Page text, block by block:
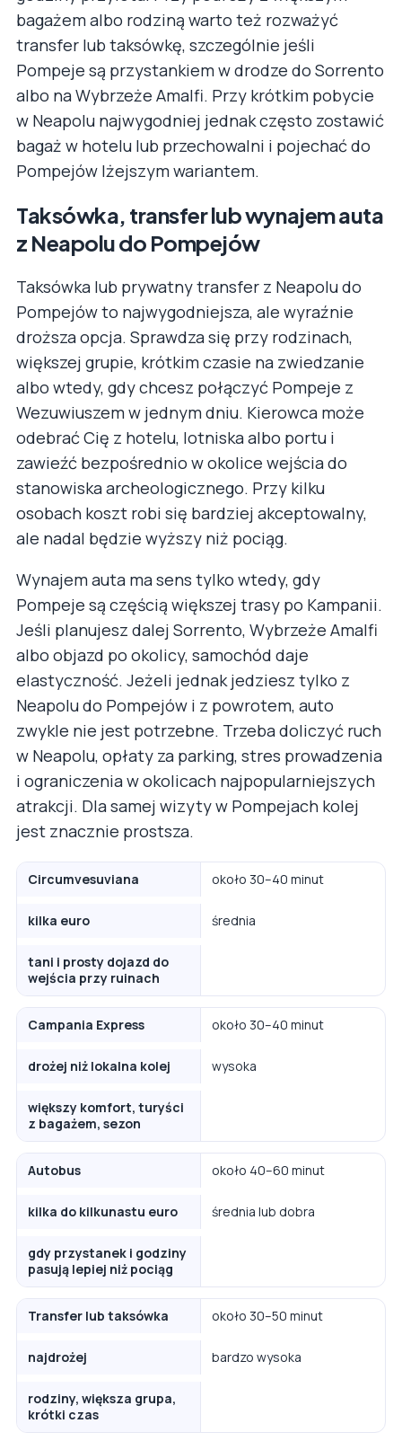
bagażem albo rodziną warto też rozważyć
transfer lub taksówkę, szczególnie jeśli
Pompeje są przystankiem w drodze do Sorrento
albo na Wybrzeże Amalfi. Przy krótkim pobycie
w Neapolu najwygodniej jednak często zostawić
bagaż w hotelu lub przechowalni i pojechać do
Pompejów lżejszym wariantem.
Taksówka, transfer lub wynajem auta
z Neapolu do Pompejów
Taksówka lub prywatny transfer z Neapolu do
Pompejów to najwygodniejsza, ale wyraźnie
droższa opcja. Sprawdza się przy rodzinach,
większej grupie, krótkim czasie na zwiedzanie
albo wtedy, gdy chcesz połączyć Pompeje z
Wezuwiuszem w jednym dniu. Kierowca może
odebrać Cię z hotelu, lotniska albo portu i
zawieźć bezpośrednio w okolice wejścia do
stanowiska archeologicznego. Przy kilku
osobach koszt robi się bardziej akceptowalny,
ale nadal będzie wyższy niż pociąg.
Wynajem auta ma sens tylko wtedy, gdy
Pompeje są częścią większej trasy po Kampanii.
Jeśli planujesz dalej Sorrento, Wybrzeże Amalfi
albo objazd po okolicy, samochód daje
elastyczność. Jeżeli jednak jedziesz tylko z
Neapolu do Pompejów i z powrotem, auto
zwykle nie jest potrzebne. Trzeba doliczyć ruch
w Neapolu, opłaty za parking, stres prowadzenia
i ograniczenia w okolicach najpopularniejszych
atrakcji. Dla samej wizyty w Pompejach kolej
jest znacznie prostsza.
Circumvesuviana około 30–40 minut
kilka euro średnia
tani i prosty dojazd do
wejścia przy ruinach
Campania Express około 30–40 minut
drożej niż lokalna kolej wysoka
większy komfort, turyści
z bagażem, sezon
Autobus około 40–60 minut
kilka do kilkunastu euro średnia lub dobra
gdy przystanek i godziny
pasują lepiej niż pociąg
Transfer lub taksówka około 30–50 minut
najdrożej bardzo wysoka
rodziny, większa grupa,
krótki czas